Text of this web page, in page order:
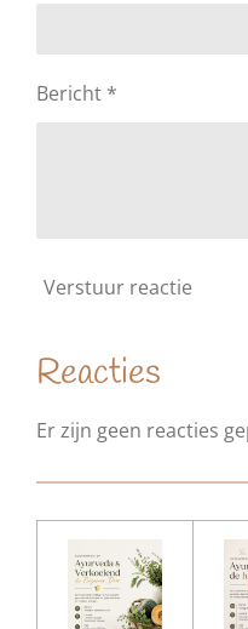
Bericht *
Verstuur reactie
Reacties
Er zijn geen reacties